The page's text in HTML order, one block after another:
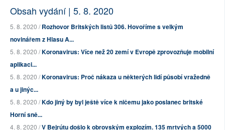
Obsah vydání | 5. 8. 2020
5. 8. 2020 /Rozhovor Britských listů 306. Hovoříme s velkým
novinářem z Hlasu A...
5. 8. 2020 /Koronavirus: Více než 20 zemí v Evropě zprovozňuje mobilní
aplikaci...
5. 8. 2020 /Koronavirus: Proč nákaza u některých lidí působí vražedně
a u jinýc...
5. 8. 2020 /Kdo jiný by byl ještě více k ničemu jako poslanec britské
Horní sně...
4. 8. 2020 /V Bejrútu došlo k obrovským explozím. 135 mrtvých a 5000